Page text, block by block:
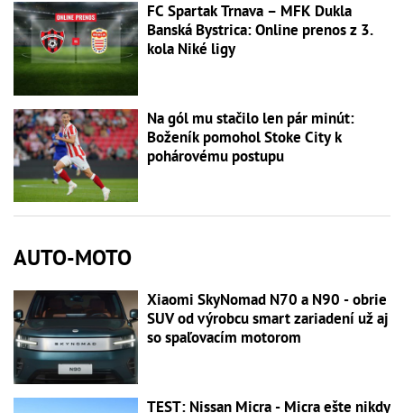
FC Spartak Trnava – MFK Dukla
Banská Bystrica: Online prenos z 3.
kola Niké ligy
Na gól mu stačilo len pár minút:
Boženík pomohol Stoke City k
pohárovému postupu
AUTO-MOTO
Xiaomi SkyNomad N70 a N90 - obrie
SUV od výrobcu smart zariadení už aj
so spaľovacím motorom
TEST: Nissan Micra - Micra ešte nikdy